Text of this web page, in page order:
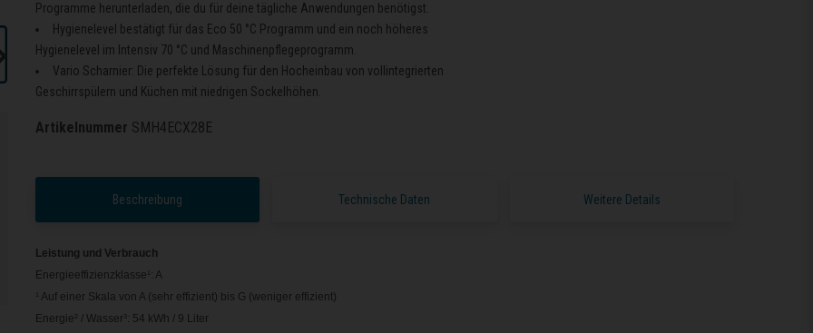
Programme herunterladen, die du für deine tägliche Anwendungen benötigst.
Hygienelevel bestätigt für das Eco 50 °C Programm und ein noch höheres
Hygienelevel im Intensiv 70 °C und Maschinenpflegeprogramm.
Vario Scharnier: Die perfekte Lösung für den Hocheinbau von vollintegrierten
Geschirrspülern und Küchen mit niedrigen Sockelhöhen.
Artikelnummer SMH4ECX28E
Beschreibung Technische Daten Weitere Details
Leistung und Verbrauch
Energieeffizienzklasse¹: A
¹ Auf einer Skala von A (sehr effizient) bis G (weniger effizient)
Energie² / Wasser³: 54 kWh / 9 Liter